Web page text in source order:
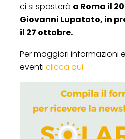
ci si sposterà a Roma il
Giovanni Lupatoto, in
il 27 ottobre.
Per maggiori informazioni
eventi clicca qui